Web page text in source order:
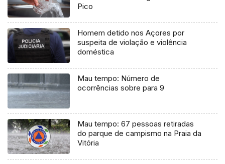
Pico
Homem detido nos Açores por
suspeita de violação e violência
doméstica
Mau tempo: Número de
ocorrências sobre para 9
Mau tempo: 67 pessoas retiradas
do parque de campismo na Praia da
Vitória